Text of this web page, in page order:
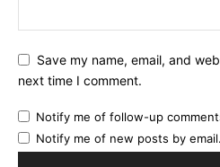
Save my name, email, and
next time I comment.
Notify me of follow-up
Notify me of new posts by email.